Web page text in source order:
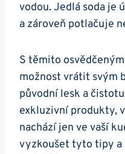
vodou. ‍Jedlá soda⁢ je⁢
a zároveň potlačuje
S těmito
možnost vrátit svým
původní lesk a⁢
exkluzivní produkty,
nachází jen ve⁤ vaší
⁢vyzkoušet tyto tipy a